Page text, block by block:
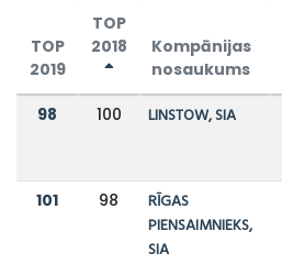
TOP
2019
TOP
2018
Kompānijas
nosaukums
98 100 LINSTOW, SIA
101 98
RĪGAS
PIENSAIMNIEKS,
SIA